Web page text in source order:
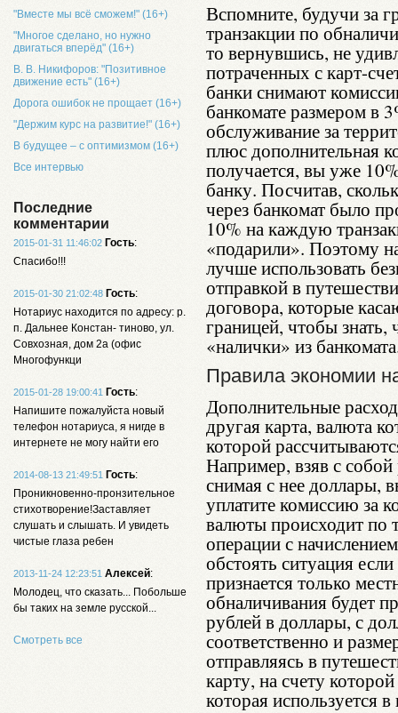
"Вместе мы всё сможем!" (16+)
"Многое сделано, но нужно
двигаться вперёд" (16+)
В. В. Никифоров: "Позитивное
движение есть" (16+)
Дорога ошибок не прощает (16+)
"Держим курс на развитие!" (16+)
В будущее – с оптимизмом (16+)
Все интервью
Последние
комментарии
2015-01-31 11:46:02 Гость:
Спасибо!!!
2015-01-30 21:02:48 Гость:
Нотариус находится по адресу: р.
п. Дальнее Констан- тиново, ул.
Совхозная, дом 2а (офис
Многофункци
2015-01-28 19:00:41 Гость:
Напишите пожалуйста новый
телефон нотариуса, я нигде в
интернете не могу найти его
2014-08-13 21:49:51 Гость:
Проникновенно-пронзительное
стихотворение!Заставляет
слушать и слышать. И увидеть
чистые глаза ребен
2013-11-24 12:23:51 Алексей:
Молодец, что сказать... Побольше
бы таких на земле русской...
Смотреть все
Вспомните, будучи за
транзакции по
то вернувшись, не
потраченных с карт-
банки снимают
банкомате размером в
обслуживание за
плюс дополнительная
получается, вы уже
банку. Посчитав,
через банкомат было
10% на каждую
«подарили». Поэтому
лучше использовать
отправкой в
договора, которые
границей, чтобы
«налички» из
Правила экономии
Дополнительные
другая карта, валюта
которой
Например, взяв с
снимая с нее доллары,
уплатите комиссию за
валюты происходит по
операции с
обстоять ситуация
признается только
обналичивания будет
рублей в доллары, с
соответственно и
отправляясь в
карту, на счету
которая используется